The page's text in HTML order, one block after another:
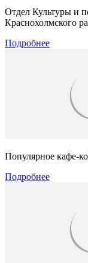
Отдел Культуры и
Краснохолмского
Подробнее
Популярное кафе-
Подробнее